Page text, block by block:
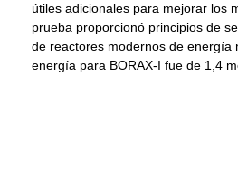
útiles adicionales para mejorar los
prueba proporcionó principios de
de reactores modernos de energía
energía para BORAX-I fue de 1,4